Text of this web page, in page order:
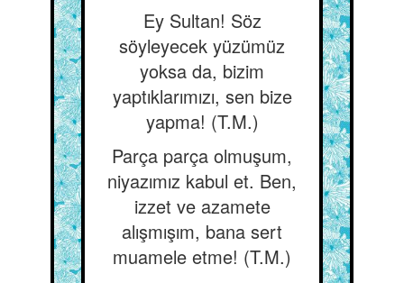
Ey Sultan! Söz
söyleyecek yüzümüz
yoksa da, bizim
yaptıklarımızı, sen bize
yapma! (T.M.)
Parça parça olmuşum,
niyazımız kabul et. Ben,
izzet ve azamete
alışmışım, bana sert
muamele etme! (T.M.)